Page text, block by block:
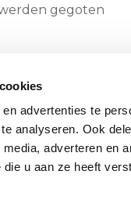
advertenties te
analyseren. Ook
adverteren en
u aan ze heeft
gegoten